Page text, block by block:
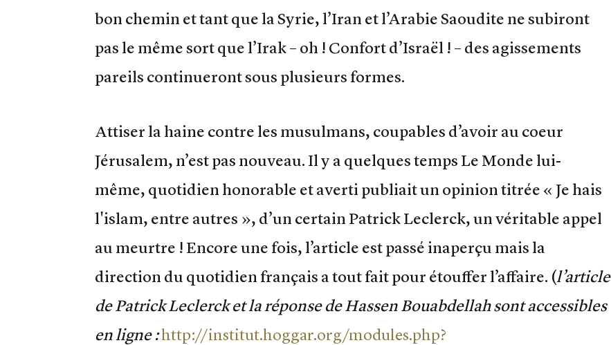
bon chemin et tant que la Syrie, l’Iran et l’Arabie Saoudite ne subiront
pas le même sort que l’Irak – oh ! Confort d’Israël ! – des agissements
pareils continueront sous plusieurs formes.
Attiser la haine contre les musulmans, coupables d’avoir au coeur
Jérusalem, n’est pas nouveau. Il y a quelques temps Le Monde lui-
même, quotidien honorable et averti publiait un opinion titrée « Je hais
l'islam, entre autres », d’un certain Patrick Leclerck, un véritable appel
au meurtre ! Encore une fois, l’article est passé inaperçu mais la
direction du quotidien français a tout fait pour étouffer l’affaire. (l’article
de Patrick Leclerck et la réponse de Hassen Bouabdellah sont accessibles
en ligne :http://institut.hoggar.org/modules.php?